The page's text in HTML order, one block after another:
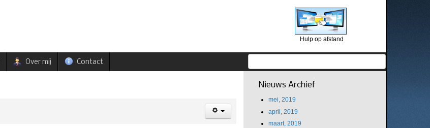
Hulp op afstand
Over mij Contact
Nieuws Archief
mei, 2019
april, 2019
maart, 2019